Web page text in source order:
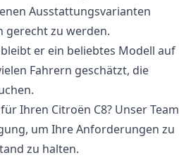
Ausstattungsvarianten
gerecht zu werden.
er ein beliebtes Modell auf
Fahrern geschätzt, die
Ihren Citroën C8? Unser Team
um Ihre Anforderungen zu
zu halten.